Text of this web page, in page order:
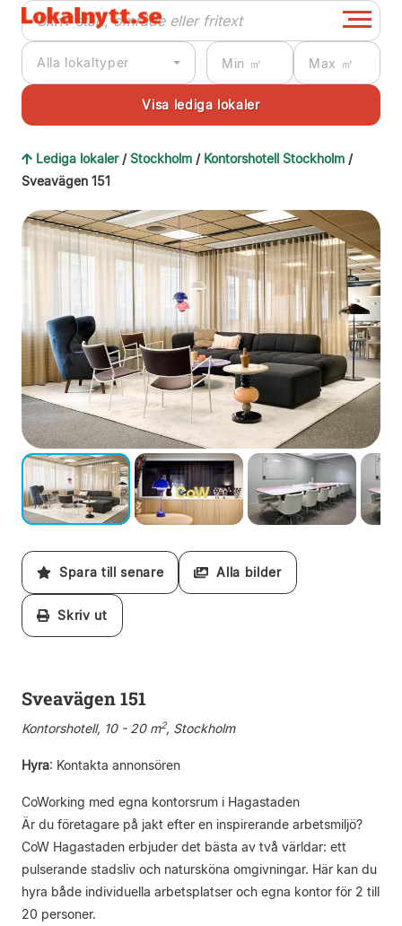
Alla lokaltyper
Lediga lokaler / Stockholm / Kontorshotell Stockholm /
Sveavägen 151
Spara till senare Alla bilder
Skriv ut
Sveavägen 151
Kontorshotell, 10 - 20 m2, Stockholm
Hyra: Kontakta annonsören
CoWorking med egna kontorsrum i Hagastaden
Är du företagare på jakt efter en inspirerande arbetsmiljö?
CoW Hagastaden erbjuder det bästa av två världar: ett
pulserande stadsliv och natursköna omgivningar. Här kan du
hyra både individuella arbetsplatser och egna kontor för 2 till
20 personer.